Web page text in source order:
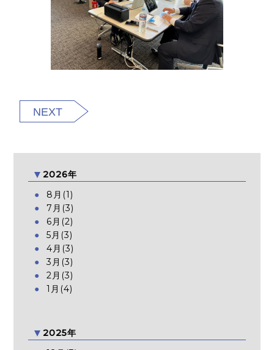
NEXT
2026年
8月(1)
7月(3)
6月(2)
5月(3)
4月(3)
3月(3)
2月(3)
1月(4)
2025年